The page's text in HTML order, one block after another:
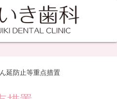
延防止等重点措置